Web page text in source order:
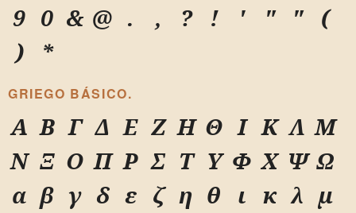
9 0 & @ . , ? ! ' " "
(
)
*
GRIEGO BÁSICO.
Α Β Γ Δ Ε Ζ Η Θ Ι Κ Λ Μ
Ν Ξ Ο Π Ρ Σ Τ Υ Φ Χ Ψ Ω
α β γ δ ε ζ η θ ι κ λ μ